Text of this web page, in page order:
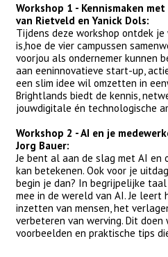
Workshop 1 - Kennismaken
van Rietveld en Yanick Dols:
Tijdens deze workshop ontdek
is,hoe de vier campussen
voorjou als ondernemer kunnen
aan eeninnovatieve start-up,
een slim idee wil omzetten in
Brightlands biedt de kennis,
jouwdigitale én technologische
Workshop 2 - AI en je
Jorg Bauer:
Je bent al aan de slag met AI
kan betekenen. Ook voor je
begin je dan? In begrijpelijke
mee in de wereld van AI. Je
inzetten van mensen, het
verbeteren van werving. Dit doen
voorbeelden en praktische tips